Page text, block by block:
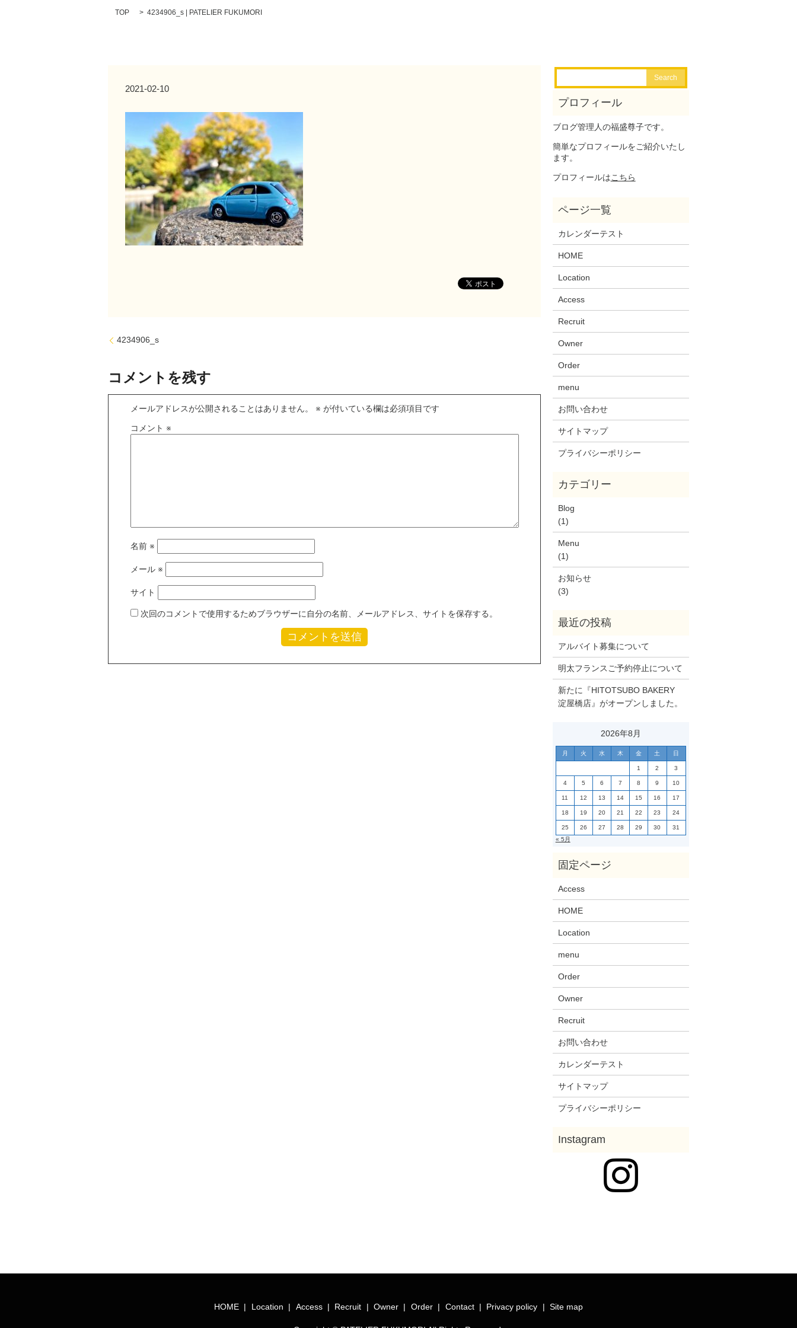
TOP 4234906_s | PATELIER FUKUMORI
2021-02-10
4234906_s
コメントを残す
メールアドレスが公開されることはありません。 ※ が付いている欄は必須項目です
コメント ※
名前 ※
メール ※
サイト
次回のコメントで使用するためブラウザーに自分の名前、メールアドレス、サイトを保存する。
ブログ管理人の福盛尊子です。
簡単なプロフィールをご紹介いたし
ます。
プロフィールはこちら
カレンダーテスト
HOME
Location
Access
Recruit
Owner
Order
menu
お問い合わせ
サイトマップ
プライバシーポリシー
Blog
(1)
Menu
(1)
お知らせ
(3)
アルバイト募集について
明太フランスご予約停止について
新たに『HITOTSUBO BAKERY
淀屋橋店』がオープンしました。
2026年8月
月 火 水 木 金 土 日
1 2 3
4 5 6 7 8 9 10
11 12 13 14 15 16 17
18 19 20 21 22 23 24
25 26 27 28 29 30
31
« 5月
Access
HOME
Location
menu
Order
Owner
Recruit
お問い合わせ
カレンダーテスト
サイトマップ
プライバシーポリシー
HOME Location Access Recruit Owner Order Contact Privacy policy Site map